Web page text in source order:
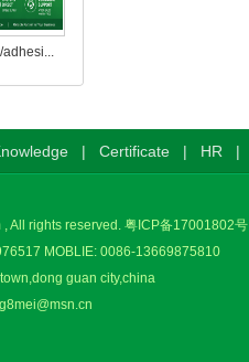
| Certificate | HR |
, All rights reserved. 粤ICP备17001802号
MOBLIE: 0086-13669875810
guan city,china